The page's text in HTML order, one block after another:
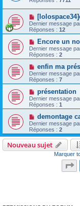
Dernier message
Réponses : 12
Encore un
Dernier message
Réponses : 2
enfin ma
Dernier message
Réponses : 7
présentation
Dernier message
Réponses : 1
demontage
Dernier message
Réponses : 2
Nouveau sujet
Marquer